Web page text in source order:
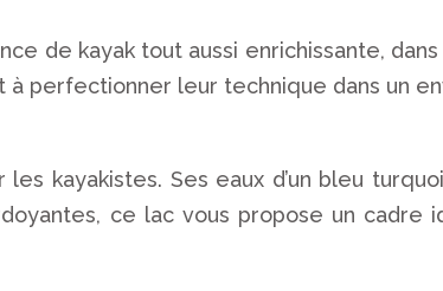
de kayak tout aussi enrichissante,
perfectionner leur technique dans un
kayakistes. Ses eaux d’un bleu
ce lac vous propose un cadre